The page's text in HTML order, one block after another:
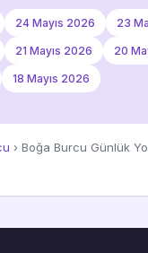
24 Mayıs 2026 23
21 Mayıs 2026 20
18 Mayıs 2026
› Boğa Burcu Günlük